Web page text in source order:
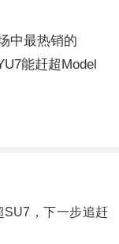
中最热销的
能赶超Model
SU7，下一步追赶